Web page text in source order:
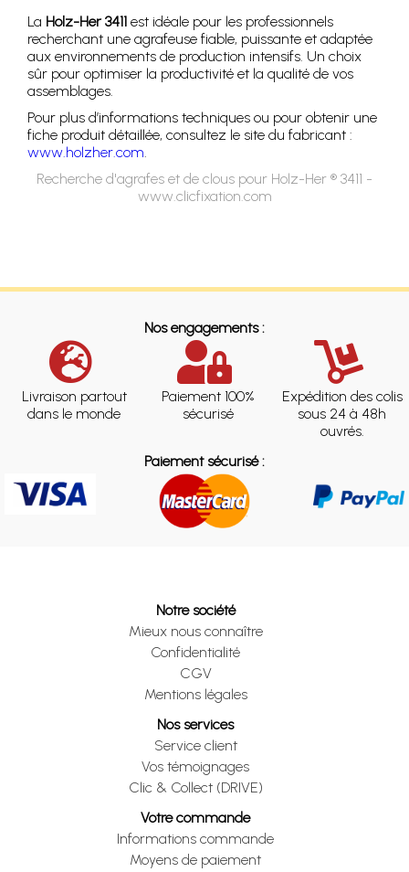
La Holz-Her 3411 est idéale pour les professionnels
recherchant une agrafeuse fiable, puissante et adaptée
aux environnements de production intensifs. Un choix
sûr pour optimiser la productivité et la qualité de vos
assemblages.
Pour plus d’informations techniques ou pour obtenir une
fiche produit détaillée, consultez le site du fabricant :
www.holzher.com.
Recherche d'agrafes et de clous pour Holz-Her ® 3411 -
www.clicfixation.com
Nos engagements :
Livraison partout
dans le monde
Paiement 100%
sécurisé
Expédition des colis
sous 24 à 48h
ouvrés.
Paiement sécurisé :
Notre société
Mieux nous connaître
Confidentialité
CGV
Mentions légales
Nos services
Service client
Vos témoignages
Clic & Collect (DRIVE)
Votre commande
Informations commande
Moyens de paiement